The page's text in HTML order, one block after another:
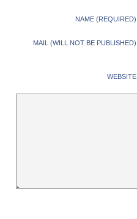
NAME (REQUIRED)
MAIL (WILL NOT BE PUBLISHED)
WEBSITE